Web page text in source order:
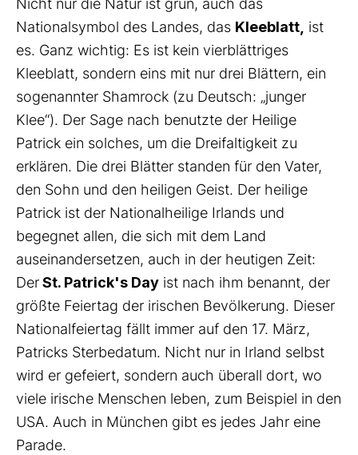
Nicht nur die Natur ist grün, auch das
Nationalsymbol des Landes, das Kleeblatt, ist
es. Ganz wichtig: Es ist kein vierblättriges
Kleeblatt, sondern eins mit nur drei Blättern, ein
sogenannter Shamrock (zu Deutsch: „junger
Klee“). Der Sage nach benutzte der Heilige
Patrick ein solches, um die Dreifaltigkeit zu
erklären. Die drei Blätter standen für den Vater,
den Sohn und den heiligen Geist. Der heilige
Patrick ist der Nationalheilige Irlands und
begegnet allen, die sich mit dem Land
auseinandersetzen, auch in der heutigen Zeit:
DerSt. Patrick's Day ist nach ihm benannt, der
größte Feiertag der irischen Bevölkerung. Dieser
Nationalfeiertag fällt immer auf den 17. März,
Patricks Sterbedatum. Nicht nur in Irland selbst
wird er gefeiert, sondern auch überall dort, wo
viele irische Menschen leben, zum Beispiel in den
USA. Auch in München gibt es jedes Jahr eine
Parade.